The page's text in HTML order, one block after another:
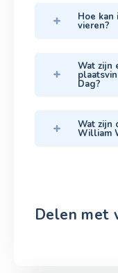
Hoe
vieren?
Wat zijn
Dag?
Wat zijn
William
Delen met